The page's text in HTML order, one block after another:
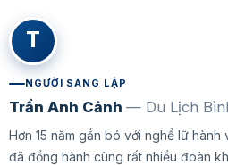
T
NGƯỜI SÁNG LẬP
Trần Anh Cảnh — Du Lịch
Hơn 15 năm gắn bó với nghề lữ
đã đồng hành cùng rất nhiều đoàn